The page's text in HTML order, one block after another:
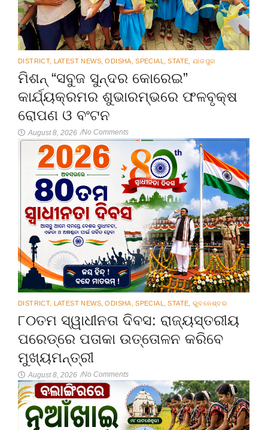
DISTRICT, LATEST NEWS ODISHA SPECIAL STATE ଯାଜପୁର
ମିଶନ୍ “ସବୁଜ ସୁନ୍ଦର କୋରେଇ”
କାର୍ଯ୍ୟକ୍ରମର ଶୁଭାରମ୍ଭରେ ଫଳବୃକ୍ଷ
ରୋପଣ ଓ ବଂଟନ
August 8, 2026 /No Comments
DISTRICT, LATEST NEWS ODISHA SPECIAL STATE ଭୁବନେଶ୍ବର
୮୦ତମ ସ୍ୱାଧୀନତା ଦିବସ: ରାଜ୍ୟସ୍ତରୀୟ
ପରେଡ୍‌ରେ ପତାକା ଉତ୍ତୋଳନ କରିବେ
ମୁଖ୍ୟମନ୍ତ୍ରୀ
August 8, 2026 /No Comments